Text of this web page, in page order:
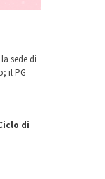
sede di
il PG
di